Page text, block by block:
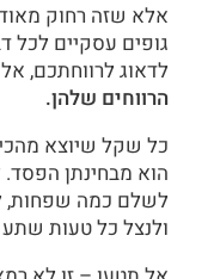
אלא שזה רחוק
גופים עסקיים לכל
לדאוג לרווחתכם,
הרווחים שלהן.
כל שקל שיוצא
הוא מבחינתן הפסד.
לשלם כמה שפחות,
ולנצל כל טעות